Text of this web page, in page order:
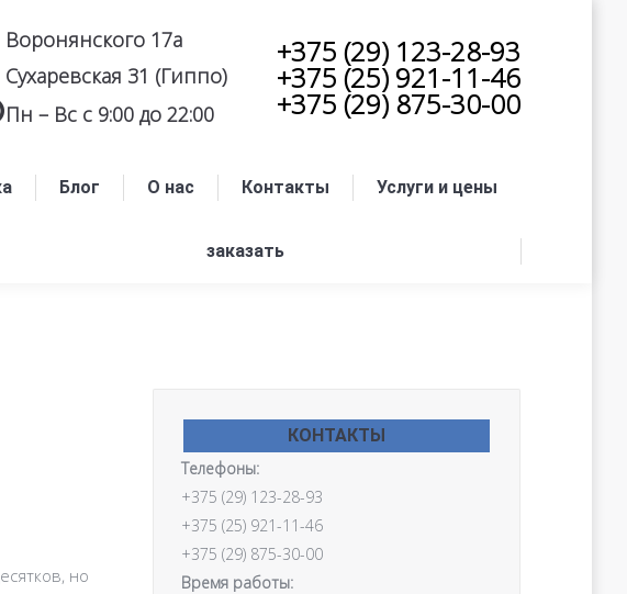
Воронянского 17а
Cухаревская 31 (Гиппо)
Пн – Вс с 9:00 до 22:00
+375 (29) 123-28-93
+375 (25) 921-11-46
+375 (29) 875-30-00
Блог О нас Контакты Услуги и цены
заказать
но
КОНТАКТЫ
Телефоны:
+375 (29) 123-28-93
+375 (25) 921-11-46
+375 (29) 875-30-00
Время работы: